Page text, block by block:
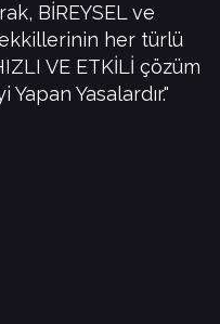
BİREYSEL ve
her türlü
VE ETKİLİ çözüm
Yapan Yasalardır."